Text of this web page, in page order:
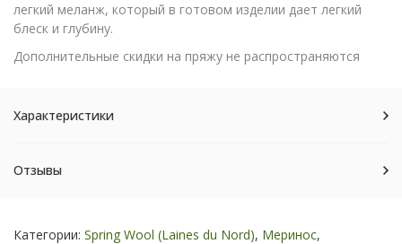
легкий меланж, который в готовом изделии дает легкий
блеск и глубину.
Дополнительные скидки на пряжу не распространяются
Характеристики
Отзывы
Категории: Spring Wool (Laines du Nord), Меринос,